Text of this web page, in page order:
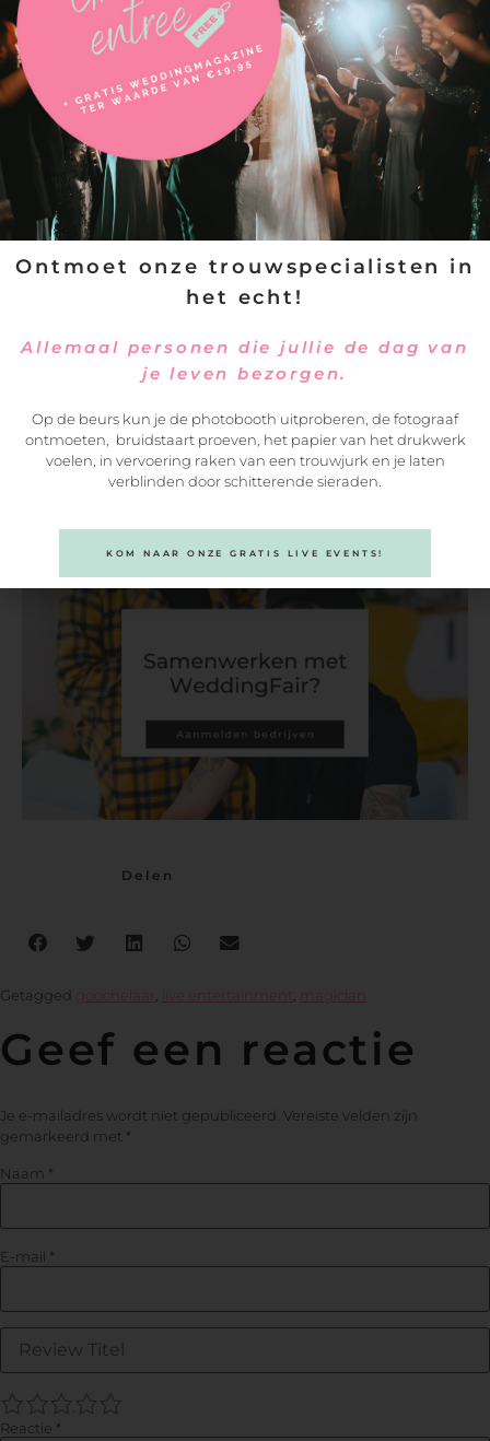
We vinden het leuk om wat van je te horen…. Wees dus geen
vreemde en gebruik het formulier op deze pagina om contact
met ons op te nemen.
Delen
Getagged live entertainment
Geef een reactie
Je e-mailadres wordt niet gepubliceerd. Vereiste velden zijn
gemarkeerd met *
Naam *
E-mail *
5
4
3
2
Reactie *
Ontmoet onze trouwspecialisten in
het echt!
Allemaal personen die jullie de dag van
je leven bezorgen.
Op de beurs kun je de photobooth uitproberen, de fotograaf
ontmoeten, bruidstaart proeven, het papier van het drukwerk
voelen, in vervoering raken van een trouwjurk en je laten
verblinden door schitterende sieraden.
KOM NAAR ONZE GRATIS LIVE EVENTS!